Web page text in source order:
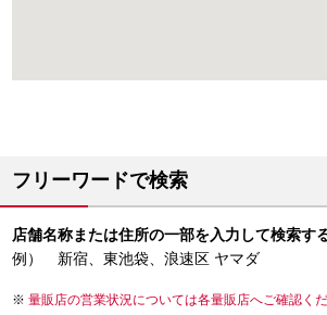
フリーワードで検索
店舗名称または住所の一部を入力して検索す
例） 新宿、東池袋、浪速区 ヤマダ
量販店の営業状況については各量販店へご確認くだ